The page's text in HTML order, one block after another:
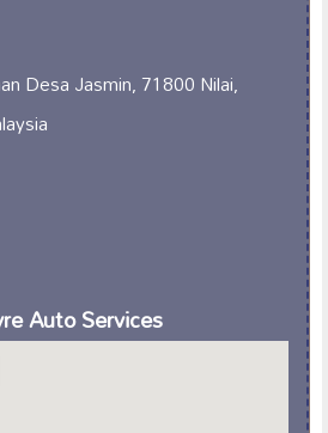
Desa Jasmin, 71800 Nilai,
Auto Services